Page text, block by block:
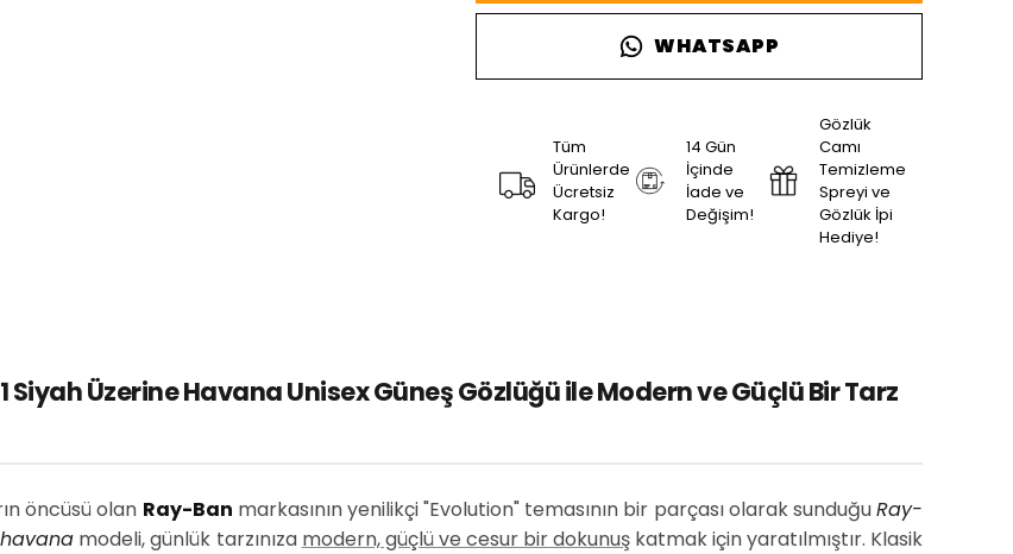
WHATSAPP
Tüm
Ürünlerde
Ücretsiz
Kargo!
14 Gün
İçinde
İade ve
Değişim!
Gözlük
Camı
Temizleme
Spreyi ve
Gözlük İpi
Hediye!
Üzerine Havana Unisex Güneş Gözlüğü ile Modern ve Güçlü Bir Tarz
öncüsü olan Ray-Ban markasının yenilikçi "Evolution" temasının bir parçası olarak sunduğuRay-
modeli, günlük tarzınıza modern, güçlü ve cesur bir dokunuşkatmak için yaratılmıştır. Klasik